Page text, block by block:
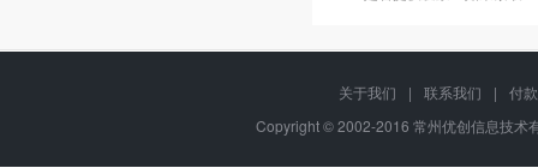
关于我们 | 联系我们 |
付
Copyright © 2002-2016 常州优创信息技